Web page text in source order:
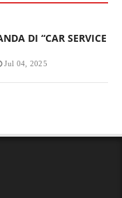
DI “CAR SERVICE
Jul 04, 2025